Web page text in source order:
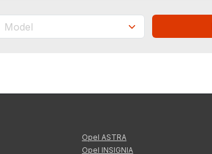
Opel ASTRA
Opel INSIGNIA